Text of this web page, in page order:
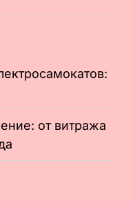
от витража